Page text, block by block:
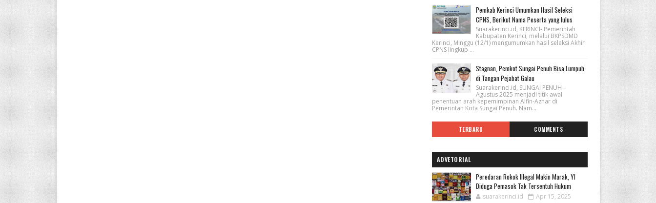
Pemkab Kerinci Umumkan Hasil Seleksi
CPNS, Berikut Nama Peserta yang lulus
Suarakerinci.id, KERINCI- Pemerintah
Kabupaten Kerinci, melalui BKPSDMD
Kerinci, Minggu (12/1) mengumumkan hasil seleksi Akhir
CPNS lingkup ...
Stagnan, Pemkot Sungai Penuh Bisa Lumpuh
di Tangan Pejabat Galau
Suarakerinci.id, SUNGAI PENUH –
Agustus 2025 menjadi titik awal
penentuan arah kepemimpinan Alfin-Azhar di
Pemerintah Kota Sungai Penuh. Nam...
TERBARU COMMENTS
ADVETORIAL
Peredaran Rokok Illegal Makin Marak, YI
Diduga Pemasok Tak Tersentuh Hukum
suarakerinci.id Apr 15, 2025